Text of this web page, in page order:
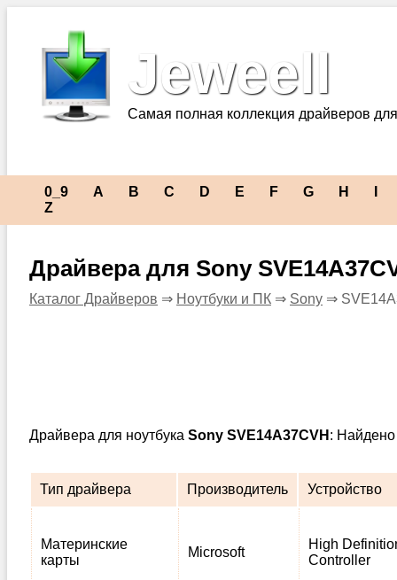
Jeweell
Самая полная коллекция драйверов
0_9 A B C D E F G H
Z
Драйвера для Sony
Каталог Драйверов ⇒ Ноутбуки и ПК ⇒ Sony ⇒
Драйвера для ноутбука Sony SVE14A37CVH : Найдено
Тип драйвера Производитель Устройство
Материнские
карты
Microsoft
High
Controller